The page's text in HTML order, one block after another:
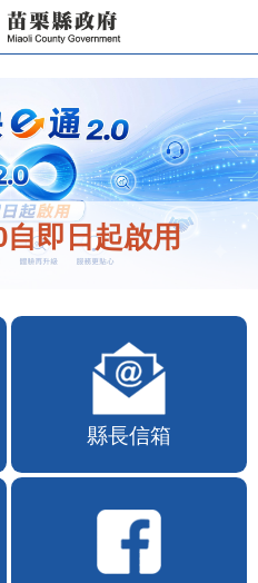
即日起啟用
縣長信箱